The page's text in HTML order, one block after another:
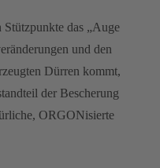
Stützpunkte das „Auge
und den
Dürren kommt,
der Bescherung
ORGONisierte